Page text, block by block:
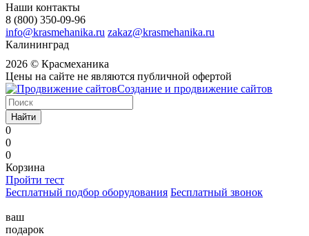
Наши контакты
8 (800) 350-09-96
info@krasmehanika.ru zakaz@krasmehanika.ru
Калининград
2026 © Красмеханика
Цены на сайте не являются публичной офертой
Создание и продвижение сайтов
Найти
0
0
0
Корзина
Пройти тест
Бесплатный подбор оборудования Бесплатный звонок
ваш
подарок